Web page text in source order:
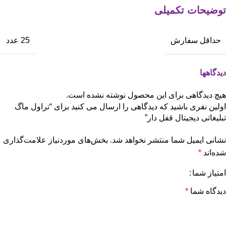
توضیحات تکمیلی
حداقل سفارش 25 عدد
دیدگاهها
هیچ دیدگاهی برای این محصول نوشته نشده است.
اولین نفری باشید که دیدگاهی را ارسال می کنید برای “تراول ماگ
تبلیغاتی دیجیتال قفل دار”
نشانی ایمیل شما منتشر نخواهد شد. بخش‌های موردنیاز علامت‌گذاری
شده‌اند *
امتیاز شما
دیدگاه شما *